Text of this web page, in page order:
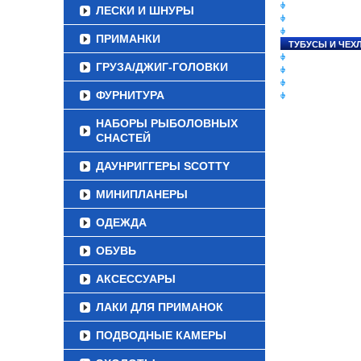
ЛЕСКИ И ШНУРЫ
ПРИМАНКИ
ГРУЗА/ДЖИГ-ГОЛОВКИ
ФУРНИТУРА
НАБОРЫ РЫБОЛОВНЫХ
СНАСТЕЙ
ДАУНРИГГЕРЫ SCOTTY
МИНИПЛАНЕРЫ
ОДЕЖДА
ОБУВЬ
АКСЕССУАРЫ
ЛАКИ ДЛЯ ПРИМАНОК
ПОДВОДНЫЕ КАМЕРЫ
ТУБУСЫ И